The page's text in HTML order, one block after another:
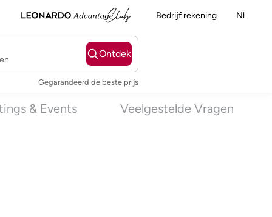
Bedrijf rekening Nl
Ontdek
Gegarandeerd de beste prijs
& Events Veelgestelde Vragen